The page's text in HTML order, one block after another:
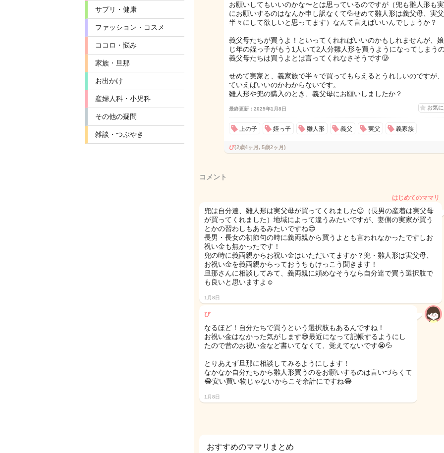
サプリ・健康
ファッション・コスメ
ココロ・悩み
家族・旦那
お出かけ
産婦人科・小児科
その他の疑問
雑談・つぶやき
お願いしてもいいのかな〜とは思っているのですが（兜も雛人形も
にお願いするのはなんか申し訳なくて💦せめて雛人形は義父母、実
半々にして欲しいと思ってます）なんて言えばいいんでしょうか？
義父母たちが買うよ！といってくれればいいのかもしれませんが、
じ年の姪っ子がもう1人いて2人分雛人形を買うようになってしまうの
義父母たちは買うよとは言ってくれなさそうです🥲
せめて実家と、義家族で半々で買ってもらえるとうれしいのですが
ていえばいいのかわからないです。
雛人形や兜の購入のとき、義父母にお願いしましたか？
最終更新：2025年1月8日 お気
上の子 姪っ子 雛人形 義父 実父 義家族
ぴ(2歳4ヶ月, 5歳2ヶ月)
コメント
はじめてのママリ
兜は自分達、雛人形は実父母が買ってくれました😊（長男の産着は実父母
が買ってくれました）地域によって違うみたいですが、妻側の実家が買う
とかの習わしもあるみたいですね😌
長男・長女の初節句の時に義両親から買うよとも言われなかったですしお
祝い金も無かったです！
兜の時に義両親からお祝い金はいただいてますか？兜・雛人形は実父母、
お祝い金を義両親からっておうちもけっこう聞きます！
旦那さんに相談してみて、義両親に頼めなそうなら自分達で買う選択肢で
も良いと思いますよ☺️
1月8日
ぴ
なるほど！自分たちで買うという選択肢もあるんですね！
お祝い金はなかった気がします😅最近になって記帳するようにし
たので昔のお祝い金など書いてなくて、覚えてないです😭💦
とりあえず旦那に相談してみるようにします！
なかなか自分たちから雛人形買うのをお願いするのは言いづらくて
😂安い買い物じゃないからこそ余計にですね😂
1月8日
おすすめのママリまとめ